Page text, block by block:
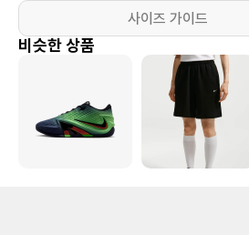
사이즈 가이드
비슷한 상품